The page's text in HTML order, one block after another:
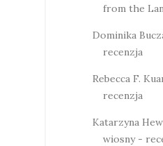
from the
Dominika
recenzja
Rebecca F.
recenzja
Katarzyna
wiosny -